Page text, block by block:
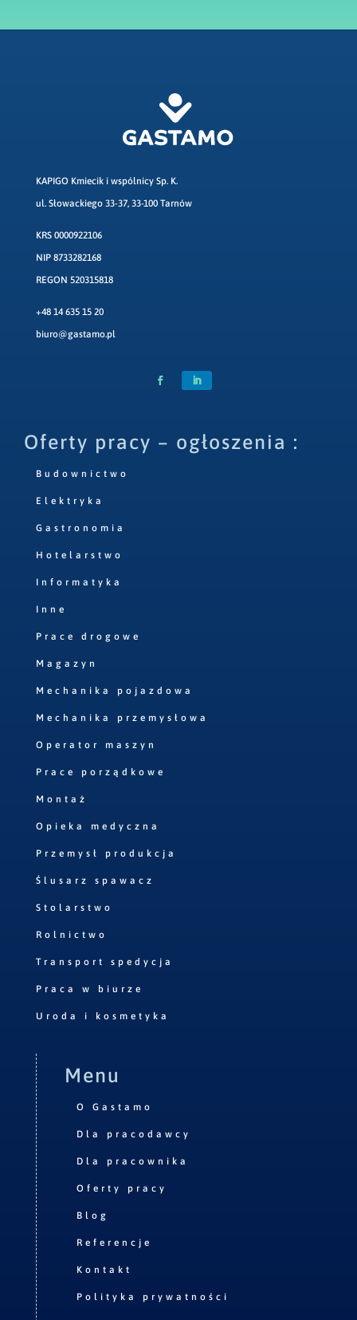
KAPIGO Kmiecik i wspólnicy Sp. K.
ul. Słowackiego 33-37, 33-100 Tarnów
KRS 0000922106
NIP 8733282168
REGON 520315818
+48 14 635 15 20
biuro@gastamo.pl
Oferty pracy – ogłoszenia :
Budownictwo
Elektryka
Gastronomia
Hotelarstwo
Informatyka
Inne
Prace drogowe
Magazyn
Mechanika pojazdowa
Mechanika przemysłowa
Operator maszyn
Prace porządkowe
Montaż
Opieka medyczna
Przemysł produkcja
Ślusarz spawacz
Stolarstwo
Rolnictwo
Transport spedycja
Praca w biurze
Uroda i kosmetyka
Menu
O Gastamo
Dla pracodawcy
Dla pracownika
Oferty pracy
Blog
Referencje
Kontakt
Polityka prywatności